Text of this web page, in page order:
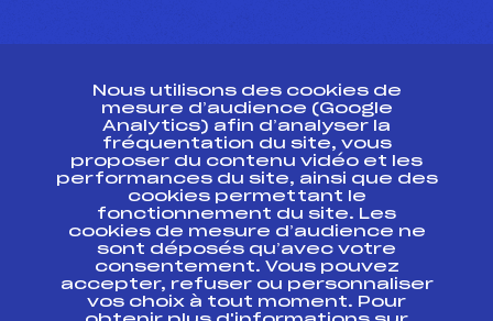
Ressources
Pass’Neige
Projet sportif fédéral
Projet de performance fédéral
Antidopage
Pôle Développement, Formation, Suivi
Scientifique
Listes ministérielles
Nous utilisons des cookies de
mesure d’audience (Google
Analytics) afin d’analyser la
fréquentation du site, vous
proposer du contenu vidéo et les
performances du site, ainsi que des
cookies permettant le
fonctionnement du site. Les
cookies de mesure d’audience ne
sont déposés qu’avec votre
consentement. Vous pouvez
accepter, refuser ou personnaliser
vos choix à tout moment. Pour